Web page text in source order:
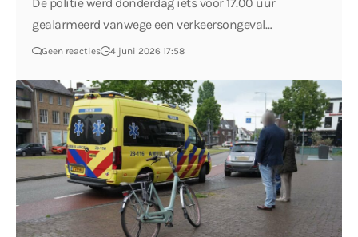
De politie werd donderdag iets voor 17.00 uur
gealarmeerd vanwege een verkeersongeval…
Geen reacties 4 juni 2026 17:58